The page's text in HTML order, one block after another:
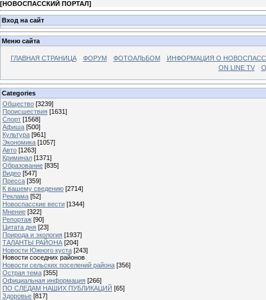
[НОВОСПАССКИЙ ПОРТАЛ]
Вход на сайт
Меню сайта
ГЛАВНАЯ СТРАНИЦА ФОРУМ ФОТОАЛЬБОМ
ИНФОРМАЦИЯ О
ON LINE TV
Categories
Общество [3239]
Происшествия [1631]
Спорт [1568]
Афиша [500]
Культура [961]
Экономика [1057]
Авто [1263]
Криминал [1371]
Образование [835]
Видео [547]
Пресса [359]
К вашему сведению [2714]
Реклама [52]
Новоспасские вести [1344]
Мнение [322]
Репортаж [90]
Цитата дня [23]
Природа и экология [1937]
ТАЛАНТЫ РАЙОНА [204]
Новости Южного куста [243]
Новости соседних районов
Новости сельских поселений района [356]
Острая тема [355]
Официальная информация [266]
ПО СЛЕДАМ НАШИХ ПУБЛИКАЦИЙ [65]
Здоровье [817]